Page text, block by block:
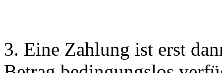
3. Eine Zahlung ist erst